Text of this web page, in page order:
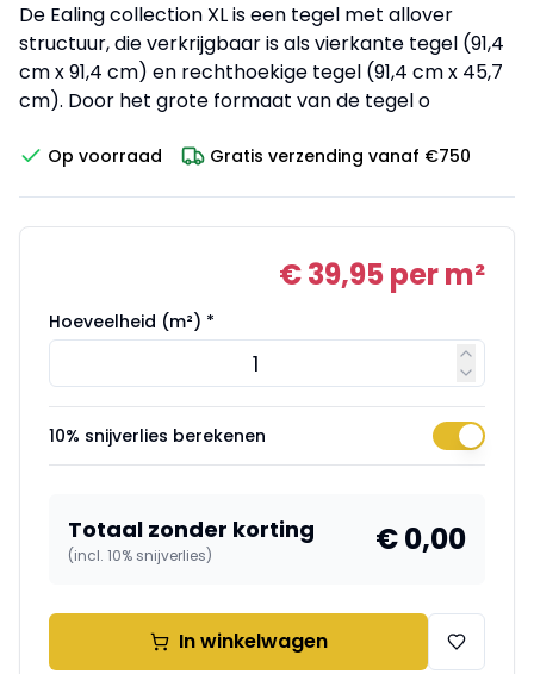
De Ealing collection XL is een tegel met allover
structuur, die verkrijgbaar is als vierkante tegel (91,4
cm x 91,4 cm) en rechthoekige tegel (91,4 cm x 45,7
cm). Door het grote formaat van de tegel o
Op voorraad Gratis verzending vanaf €750
€ 39,95per m²
Hoeveelheid (m²) *
10% snijverlies berekenen
Totaal zonder korting
(incl. 10% snijverlies) € 0,00
In winkelwagen